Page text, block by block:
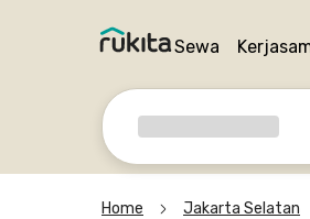
Sewa
Home Jakarta Selatan